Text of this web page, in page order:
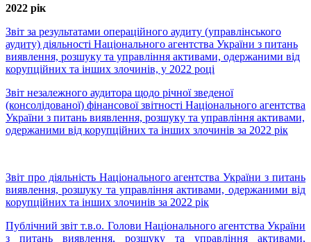
2022 рік
Звіт за результатами операційного аудиту (управлінського
аудиту) діяльності Національного агентства України з питань
виявлення, розшуку та управління активами, одержаними від
корупційних та інших злочинів, у 2022 році
Звіт незалежного аудитора щодо річної зведеної
(консолідованої) фінансової звітності Національного агентства
України з питань виявлення, розшуку та управління активами,
одержаними від корупційних та інших злочинів за 2022 рік
Звіт про діяльність Національного агентства України з питань
виявлення, розшуку та управління активами, одержаними від
корупційних та інших злочинів за 2022 рік
Публічний звіт т.в.о. Голови Національного агентства України
з питань виявлення, розшуку та управління активами,